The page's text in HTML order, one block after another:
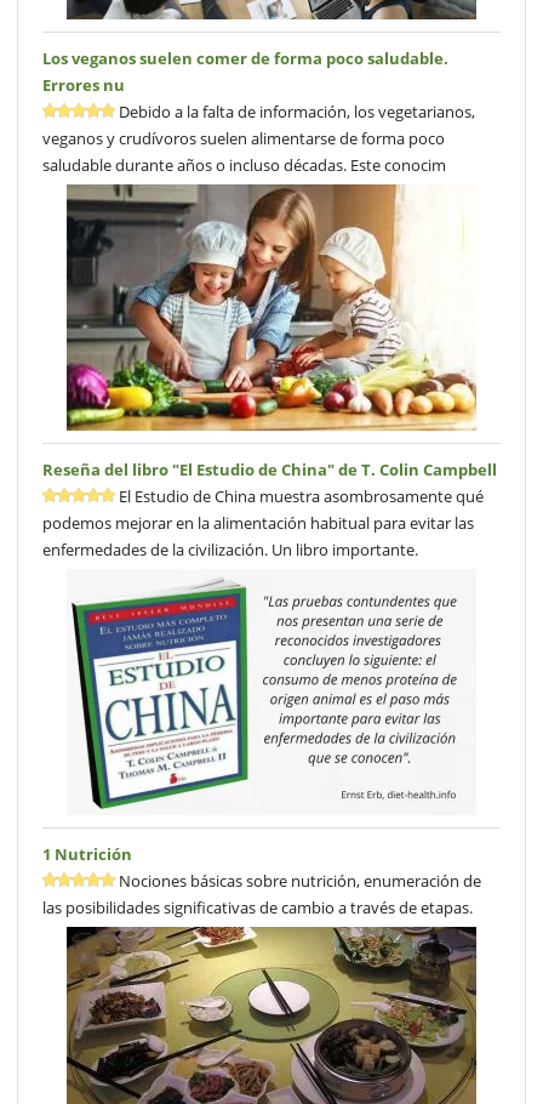
Los veganos suelen comer de forma poco saludable.
Errores nu
Debido a la falta de información, los vegetarianos,
veganos y crudívoros suelen alimentarse de forma poco
saludable durante años o incluso décadas. Este conocim
Reseña del libro "El Estudio de China" de T. Colin Campbell
El Estudio de China muestra asombrosamente qué
podemos mejorar en la alimentación habitual para evitar las
enfermedades de la civilización. Un libro importante.
1 Nutrición
Nociones básicas sobre nutrición, enumeración de
las posibilidades significativas de cambio a través de etapas.